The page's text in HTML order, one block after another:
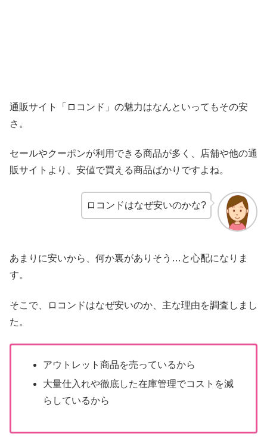
通販サイト「ロコンド」の魅力はなんといってもその安
さ。
セールやクーポンが利用できる商品が多く、店舗や他の通
販サイトより、安値で買える商品ばかりですよね。
ロコンドはなぜ安いのかな?
あまりに安いから、何か裏がありそう…と心配になりま
す。
そこで、ロコンドはなぜ安いのか、主な理由を調査しまし
た。
アウトレット商品を売っているから
大量仕入れや徹底した在庫管理でコストを減
らしているから